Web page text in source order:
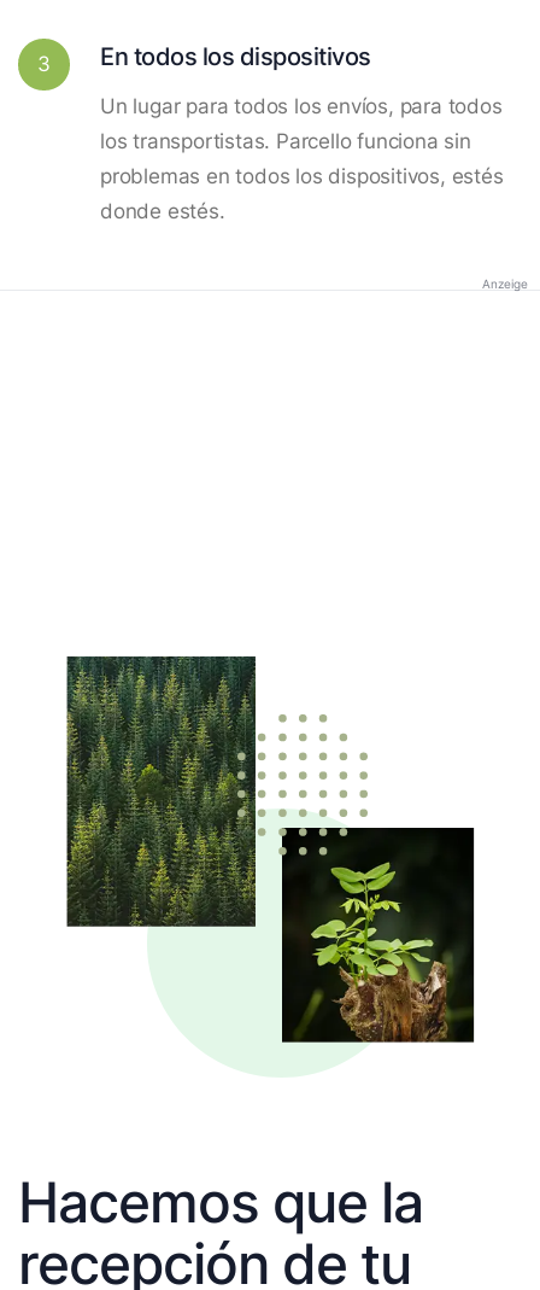
3 En todos los dispositivos
Un lugar para todos los envíos, para todos
los transportistas. Parcello funciona sin
problemas en todos los dispositivos, estés
donde estés.
Anzeige
Hacemos que la
recepción de tu